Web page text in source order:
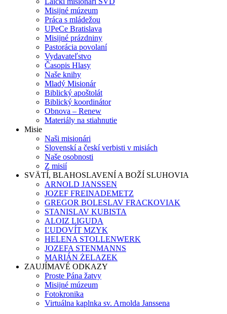
Misijné múzeum
Práca s mládežou
UPeCe Bratislava
Misijné prázdniny
Pastorácia povolaní
Vydavateľstvo
Časopis Hlasy
Naše knihy
Mladý Misionár
Biblický apoštolát
Biblický koordinátor
Obnova – Renew
Materiály na stiahnutie
Misie
Naši misionári
Slovenskí a českí verbisti v misiách
Naše osobnosti
Z misií
SVÄTÍ, BLAHOSLAVENÍ A BOŽÍ SLUHOVIA
ARNOLD JANSSEN
JOZEF FREINADEMETZ
GREGOR BOLESLAV FRACKOVIAK
STANISLAV KUBISTA
ALOIZ LIGUDA
ĽUDOVÍT MZYK
HELENA STOLLENWERK
JOZEFA STENMANNS
MARIÁN ŻELAZEK
ZAUJÍMAVÉ ODKAZY
Proste Pána žatvy
Misijné múzeum
Fotokronika
Virtuálna kaplnka sv. Arnolda Janssena